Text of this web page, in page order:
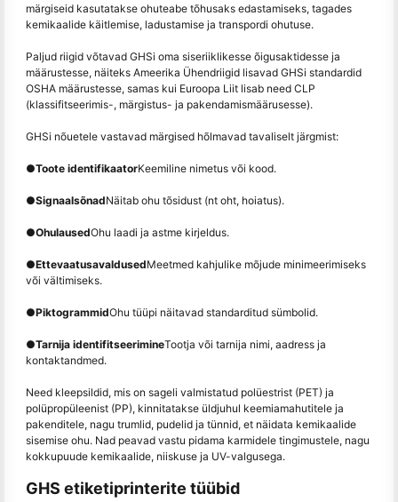
märgiseid kasutatakse ohuteabe tõhusaks edastamiseks, tagades
kemikaalide käitlemise, ladustamise ja transpordi ohutuse.
Paljud riigid võtavad GHSi oma siseriiklikesse õigusaktidesse ja
määrustesse, näiteks Ameerika Ühendriigid lisavad GHSi standardid
OSHA määrustesse, samas kui Euroopa Liit lisab need CLP
(klassifitseerimis-, märgistus- ja pakendamismäärusesse).
GHSi nõuetele vastavad märgised hõlmavad tavaliselt järgmist:
●Toote identifikaatorKeemiline nimetus või kood.
●SignaalsõnadNäitab ohu tõsidust (nt oht, hoiatus).
●OhulausedOhu laadi ja astme kirjeldus.
●EttevaatusavaldusedMeetmed kahjulike mõjude minimeerimiseks
või vältimiseks.
●PiktogrammidOhu tüüpi näitavad standarditud sümbolid.
●Tarnija identifitseerimineTootja või tarnija nimi, aadress ja
kontaktandmed.
Need kleepsildid, mis on sageli valmistatud polüestrist (PET) ja
polüpropüleenist (PP), kinnitatakse üldjuhul keemiamahutitele ja
pakenditele, nagu trumlid, pudelid ja tünnid, et näidata kemikaalide
sisemise ohu. Nad peavad vastu pidama karmidele tingimustele, nagu
kokkupuude kemikaalide, niiskuse ja UV-valgusega.
GHS etiketiprinterite tüübid